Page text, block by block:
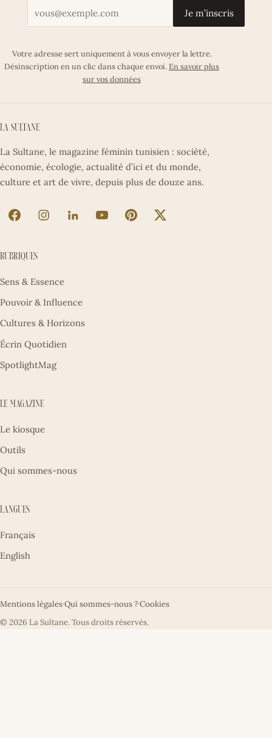
Votre adresse email
Je m’inscris
Votre adresse sert uniquement à vous envoyer la lettre.
Désinscription en un clic dans chaque envoi.En savoir plus
sur vos données
La Sultane
La Sultane, le magazine féminin tunisien : société,
économie, écologie, actualité d’ici et du monde,
culture et art de vivre, depuis plus de douze ans.
La Sultane sur Facebook (nouvel onglet)
La Sultane sur Instagram (nouvel onglet)
La Sultane sur LinkedIn (nouvel onglet)
La Sultane sur YouTube (nouvel
La Sultane sur Pinterest
La Sultane sur X
Rubriques
Sens & Essence
Pouvoir & Influence
Cultures & Horizons
Écrin Quotidien
SpotlightMag
Le magazine
Le kiosque
Outils
Qui sommes-nous
Langues
Français
English
Mentions légales·Qui sommes-nous ?·Cookies
© 2026 La Sultane. Tous droits réservés.